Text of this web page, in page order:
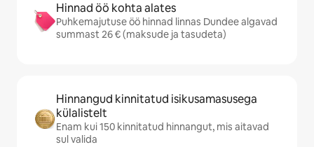
Hinnad öö kohta alates
Puhkemajutuse öö hinnad linnas Dundee algavad
summast 26 € (maksude ja tasudeta)
Hinnangud kinnitatud isikusamasusega
külalistelt
Enam kui 150 kinnitatud hinnangut, mis aitavad
sul valida